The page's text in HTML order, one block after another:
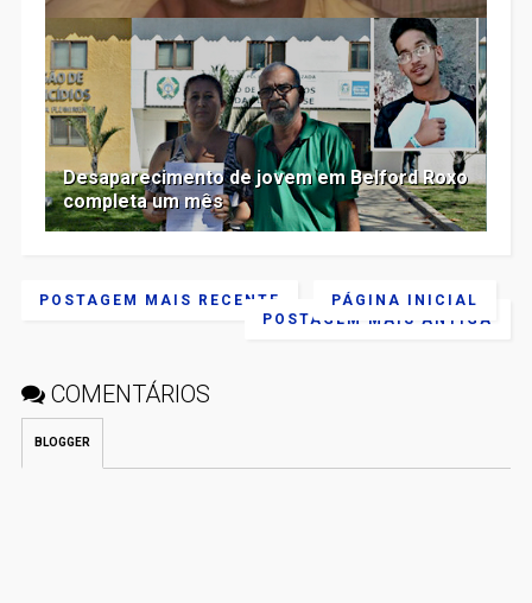
Desaparecimento de jovem em Belford Roxo
completa um mês
POSTAGEM MAIS RECENTE
POSTAGEM MAIS ANTIGA
PÁGINA INICIAL
COMENTÁRIOS
BLOGGER